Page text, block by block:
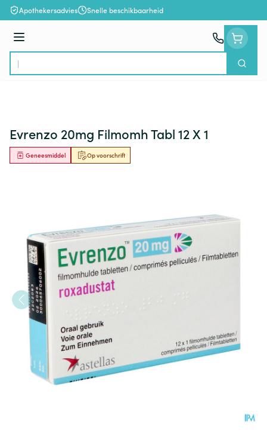
Ga naar de inhoud
Apothekersadvies Snelle beschikbaarheid
Menu
Product, merk, categorie...
Zoek
Evrenzo 20mg Filmomh Tabl 12 X 1
Op voorschrift
Geneesmiddel